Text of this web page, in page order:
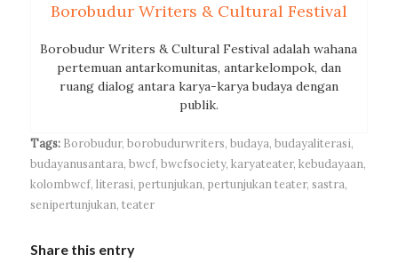
Borobudur Writers & Cultural Festival
Borobudur Writers & Cultural Festival adalah wahana
pertemuan antarkomunitas, antarkelompok, dan
ruang dialog antara karya-karya budaya dengan
publik.
Tags: Borobudur, borobudurwriters, budaya, budayaliterasi,
budayanusantara, bwcf, bwcfsociety, karyateater, kebudayaan,
kolombwcf, literasi, pertunjukan, pertunjukan teater, sastra,
senipertunjukan, teater
Share this entry